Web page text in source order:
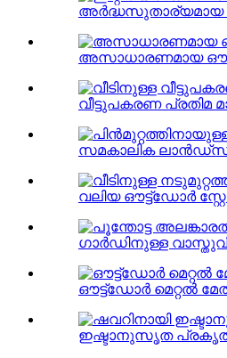
അർദ്ധസുതാര്യമായ
അസാധാരണമായ
വീട്ടുപകരണ പ്രതിമ
സമകാലിക
വലിയ ഔട്ട്ഡോർ
ഗാർഡിനുള്ള
ഔട്ട്‌ഡോർ മെറ്റൽ
ഇഷ്ടാനുസൃത